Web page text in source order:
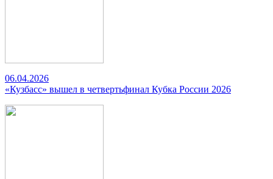
06.04.2026
«Кузбасс» вышел в четвертьфинал Кубка России 2026